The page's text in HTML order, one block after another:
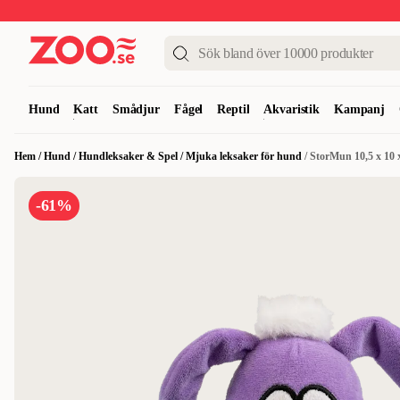
Hund Katt Smådjur Fågel Reptil Akvaristik Kampanj
Hem /Hund /Hundleksaker & Spel /Mjuka leksaker för hund /StorMun 10,5 x 10
-61%